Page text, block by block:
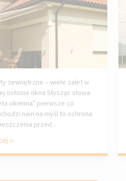
zewnętrzne – wiele zalet w
osłonie okna Słysząc słowa
okienna" pierwsze co
nam na myśl to ochrona
przed...
»